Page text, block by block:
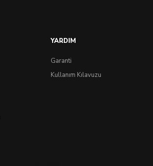
YARDIM
Garanti
Kullanım Kılavuzu